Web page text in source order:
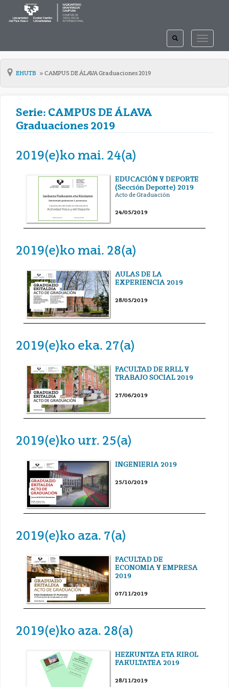
TOGGLE
TOGGLE
SEARCH
EHUTB CAMPUS DE ÁLAVA Graduaciones 2019
Serie: CAMPUS DE ÁLAVA
Graduaciones 2019
2019(e)ko mai. 24(a)
EDUCACIÓN Y DEPORTE
(Sección Deporte) 2019
Acto de Graduación
24/05/2019
2019(e)ko mai. 28(a)
AULAS DE LA
EXPERIENCIA 2019
28/05/2019
2019(e)ko eka. 27(a)
FACULTAD DE RRLL Y
TRABAJO SOCIAL 2019
27/06/2019
2019(e)ko urr. 25(a)
INGENIERIA 2019
25/10/2019
2019(e)ko aza. 7(a)
FACULTAD DE
ECONOMIA Y EMPRESA
2019
07/11/2019
2019(e)ko aza. 28(a)
HEZKUNTZA ETA KIROL
FAKULTATEA 2019
28/11/2019